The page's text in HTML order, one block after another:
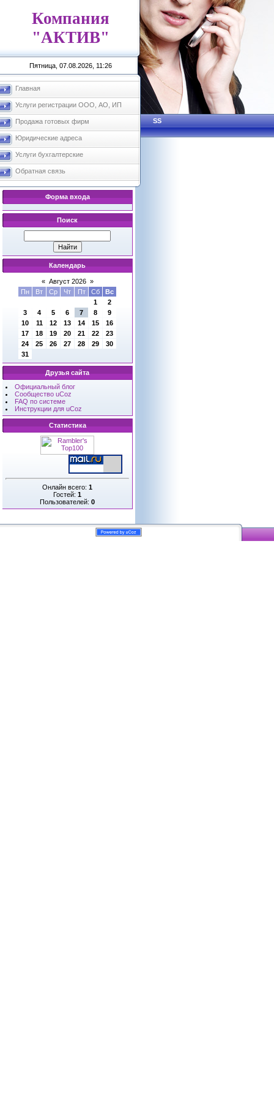
Компания
"АКТИВ"
Пятница, 07.08.2026, 11:26
Главная
Услуги регистрации ООО, АО, ИП
Продажа готовых фирм
Юридические адреса
Услуги бухгалтерские
Обратная связь
Форма входа
Поиск
Календарь
« Август 2026 »
Пн
Вт Ср Чт Пт Сб
Вс
1
2
3
4 5 6 7 8
9
10
11 12 13 14 15
16
17
18 19 20 21 22
23
24
25 26 27 28 29
30
31
Друзья сайта
Официальный блог
Сообщество uCoz
FAQ по системе
Инструкции для uCoz
Статистика
Онлайн всего: 1
Гостей: 1
Пользователей: 0
SS